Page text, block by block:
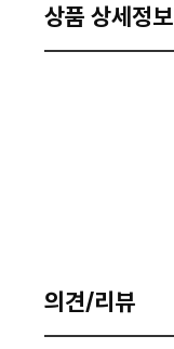
상품 상세정보
의견/리뷰